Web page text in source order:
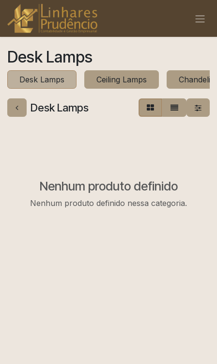
Pular para o conteúdo
Desk Lamps
Desk Lamps Ceiling Lamps
Desk Lamps
Nenhum produto definido
Nenhum produto definido nessa categoria.